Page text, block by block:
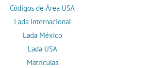
Códigos de Área USA
Lada Internacional
Lada México
Lada USA
Matrículas